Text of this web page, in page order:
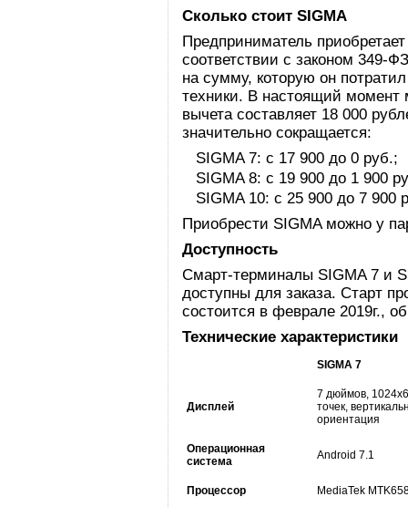
Сколько стоит SIGMA
Предприниматель
соответствии с законом 349-
на сумму, которую он
техники. В настоящий момент
вычета составляет 18 000
значительно сокращается:
SIGMA 7: с 17 900 до 0 руб.;
SIGMA 8: с 19 900 до 1 900
SIGMA 10: с 25 900 до 7 900
Приобрести SIGMA можно у
Доступность
Смарт-терминалы SIGMA 7 и
доступны для заказа. Старт
состоится в феврале 2019г.,
Технические характеристики
SIGMA 7
Дисплей
7 дюймов,
точек,
ориентация
Операционная
система
Android 7.1
Процессор MediaTek